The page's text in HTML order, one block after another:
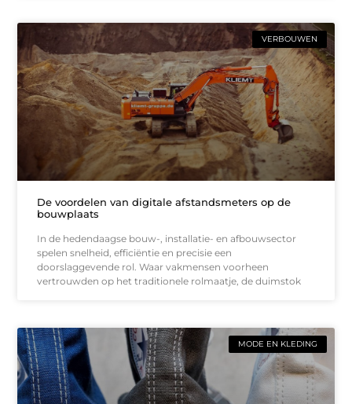
VERBOUWEN
De voordelen van digitale afstandsmeters op de
bouwplaats
In de hedendaagse bouw-, installatie- en afbouwsector
spelen snelheid, efficiëntie en precisie een
doorslaggevende rol. Waar vakmensen voorheen
vertrouwden op het traditionele rolmaatje, de duimstok
MODE EN KLEDING